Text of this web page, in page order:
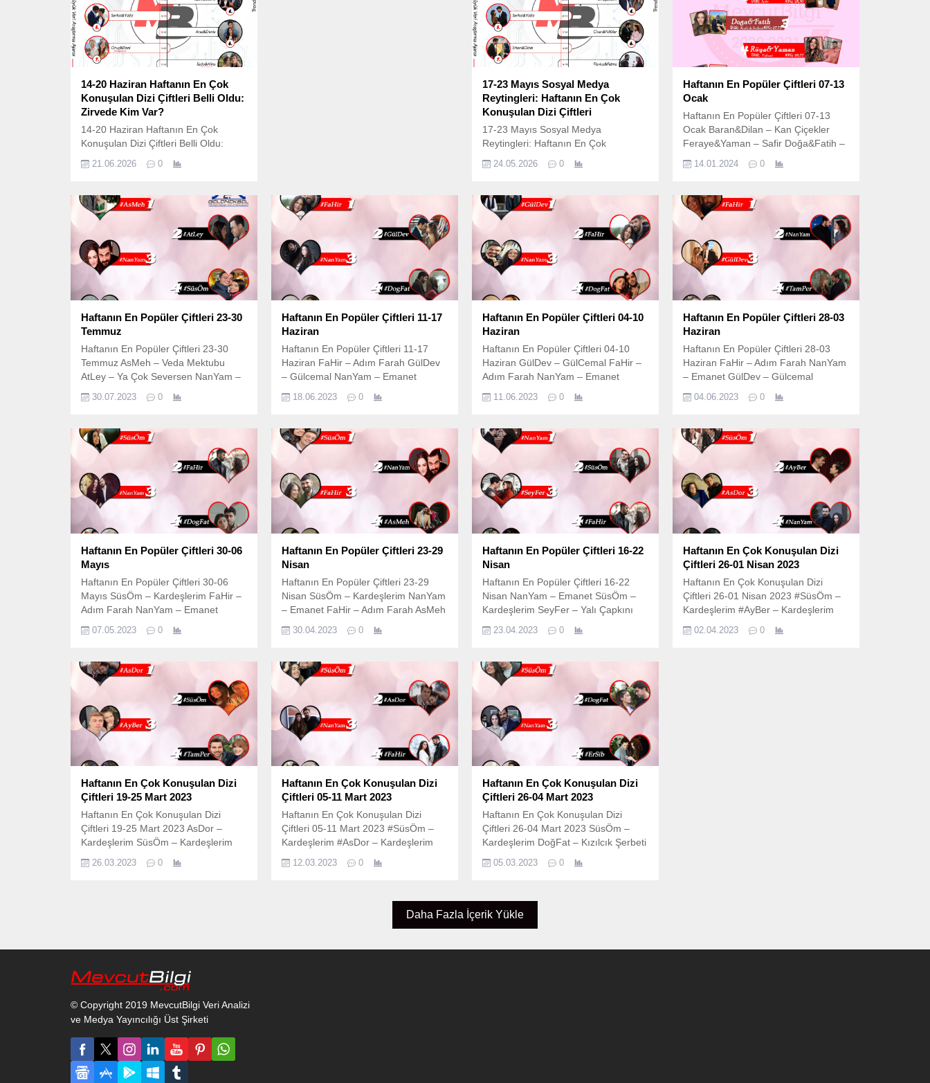
açıklanan reyting tablolarıyla
ölçülürken, günümüzde izleyicinin asıl
nabzı Twitter (X), Instagram ve diğer
dijital platformlarda...
dizilerinin enerjisi, gençlik projelerinin
heyecanı ve dijital platformlardaki
bitmek bilmeyen fandom savaşları,
sosyal medya...
veri analiz ekibi tarafından hazırlanan
21-27 Haziran haftasına ait sosyal
medya reyting (RTG) sonuçları
nihayet belli oldu. Hangi...
14-20 Haziran Haftanın En Çok
Konuşulan Dizi Çiftleri Belli Oldu:
Zirvede Kim Var?
14-20 Haziran Haftanın En Çok
Konuşulan Dizi Çiftleri Belli Oldu:
dünyasında reyting savaşları artık
dünyada da tüm hızıyla devam
ediyor. İzleyicilerin sosyal medyadaki
gücü, dizilerin kaderini belirleyen en
önemli faktörlerden biri haline gelmiş
durumda. Türkiye’nin En Büyük Veri
Araştırma Ajansı olarak,...
21.06.2026 0
17-23 Mayıs Sosyal Medya
Reytingleri: Haftanın En Çok
Konuşulan Dizi Çiftleri
17-23 Mayıs Sosyal Medya
Reytingleri: Haftanın En Çok
Açıklaması (SEO): 17-23 Mayıs 2026
oldu! Haftanın en çok konuşulan dizi
çiftleri MevcutBilgi RTG tablosunda.
Adil & Esme zirvede, Gezep’in aşk
üçgeni listeye damga vurdu. Tam
listeyi inceleyin. Televizyon
ekranlarında izlediğimiz diziler, artık...
24.05.2026 0
Haftanın En Popüler Çiftleri 07-13
Ocak
Haftanın En Popüler Çiftleri 07-13
Ocak Baran&Dilan – Kan Çiçekler
Feraye&Yaman – Safir Doğa&Fatih –
Yabani Kaya&Suna – Yalı Çapkını
14.01.2024 0
Haftanın En Popüler Çiftleri 23-30
Temmuz
Haftanın En Popüler Çiftleri 23-30
Temmuz AsMeh – Veda Mektubu
AtLey – Ya Çok Seversen NanYam –
– Adım Farah
30.07.2023 0
Haftanın En Popüler Çiftleri 11-17
Haziran
Haftanın En Popüler Çiftleri 11-17
Haziran FaHir – Adım Farah GülDev
– Gülcemal NanYam – Emanet
Çöp Adam
18.06.2023 0
Haftanın En Popüler Çiftleri 04-10
Haziran
Haftanın En Popüler Çiftleri 04-10
Haziran GülDev – GülCemal FaHir –
Adım Farah NanYam – Emanet
Kardeşlerim
11.06.2023 0
Haftanın En Popüler Çiftleri 28-03
Haziran
Haftanın En Popüler Çiftleri 28-03
Haziran FaHir – Adım Farah NanYam
– Emanet GülDev – Gülcemal
Kızılcık Şerbeti
04.06.2023 0
Haftanın En Popüler Çiftleri 30-06
Mayıs
Haftanın En Popüler Çiftleri 30-06
Mayıs SüsÖm – Kardeşlerim FaHir –
Adım Farah NanYam – Emanet
Veda Mektubu
07.05.2023 0
Haftanın En Popüler Çiftleri 23-29
Nisan
Haftanın En Popüler Çiftleri 23-29
Nisan SüsÖm – Kardeşlerim NanYam
– Emanet FaHir – Adım Farah AsMeh
Şerbeti
30.04.2023 0
Haftanın En Popüler Çiftleri 16-22
Nisan
Haftanın En Popüler Çiftleri 16-22
Nisan NanYam – Emanet SüsÖm –
Kardeşlerim SeyFer – Yalı Çapkını
Mektubu
23.04.2023 0
Haftanın En Çok Konuşulan Dizi
Çiftleri 26-01 Nisan 2023
Haftanın En Çok Konuşulan Dizi
Çiftleri 26-01 Nisan 2023 #SüsÖm –
Kardeşlerim #AyBer – Kardeşlerim
Emanet #FaHir – Adım Farah
02.04.2023 0
Haftanın En Çok Konuşulan Dizi
Çiftleri 19-25 Mart 2023
Haftanın En Çok Konuşulan Dizi
Çiftleri 19-25 Mart 2023 AsDor –
Kardeşlerim SüsÖm – Kardeşlerim
AyBer – Kardeşlerim TamPer – Çöp
Adam NanYam – Emanet
26.03.2023 0
Haftanın En Çok Konuşulan Dizi
Çiftleri 05-11 Mart 2023
Haftanın En Çok Konuşulan Dizi
Çiftleri 05-11 Mart 2023 #SüsÖm –
Kardeşlerim #AsDor – Kardeşlerim
#NanYam – Emanet #FaHir – Adım
Farah #AsMeh – Veda Mektubu
12.03.2023 0
Haftanın En Çok Konuşulan Dizi
Çiftleri 26-04 Mart 2023
Haftanın En Çok Konuşulan Dizi
Çiftleri 26-04 Mart 2023 SüsÖm –
Kardeşlerim DoğFat – Kızılcık Şerbeti
NanYam – Emanet ErSib – Ego
AsMeh – Veda Mektubu
05.03.2023 0
Daha Fazla İçerik Yükle
© Copyright 2019 MevcutBilgi Veri Analizi
ve Medya Yayıncılığı Üst Şirketi